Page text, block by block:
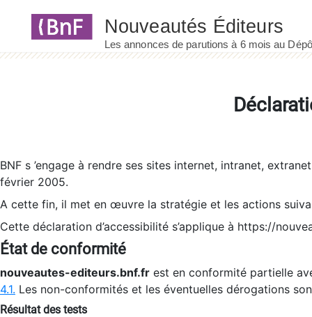
BNF s ’engage à rendre ses sites internet, intranet,
février 2005.
A cette fin, il met en œuvre la stratégie et les actions
Cette déclaration d’accessibilité s’applique à https://
État de conformité
nouveautes-editeurs.bnf.fr est en conformité partielle
4.1. Les non-conformités et les éventuelles dérogations
Résultat des tests